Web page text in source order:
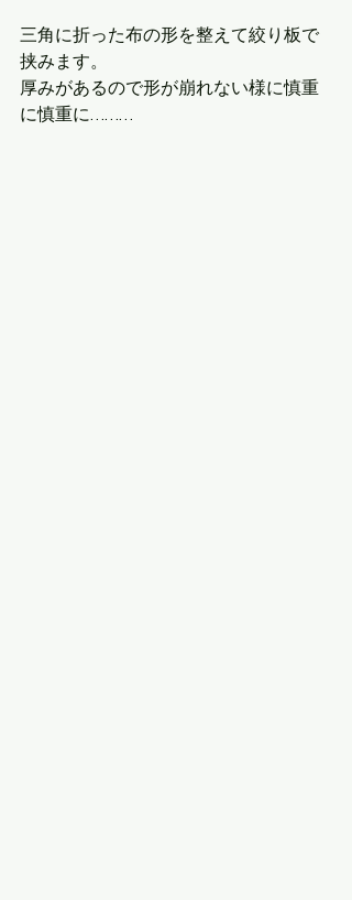
三角に折った布の形を整えて絞り板で
挟みます。
厚みがあるので形が崩れない様に慎重
に慎重に………